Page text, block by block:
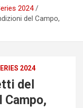
2024
del Campo,
2024
del
Campo,